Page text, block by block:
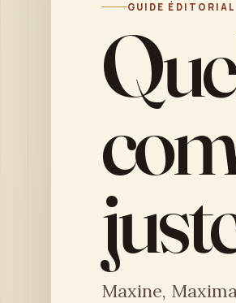
GUIDE ÉDITORIAL
Maxine,